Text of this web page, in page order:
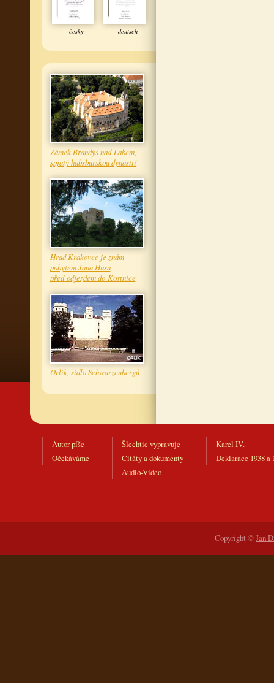
česky deutsch
Zámek Brandýs nad Labem,
spjatý habsburskou dynastií
Hrad Krakovec je znám
pobytem Jana Husa
před odjezdem do Kostnice
Orlík, sídlo Schwarzenbergů
Autor píše
Očekáváme
Šlechtic vypravuje
Citáty a dokumenty
Audio-Video
Karel IV.
Deklarace 1938 a
Copyright ©Jan